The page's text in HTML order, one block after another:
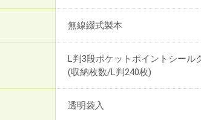
無線綴式製本
L判3段ポケットポイントシール
(収納枚数/L判240枚)
透明袋入